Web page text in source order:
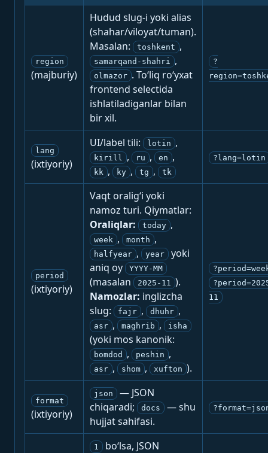
region
(majburiy)
Hudud slug-i yoki alias
(shahar/viloyat/tuman).
Masalan:
toshkent ,
samarqand-shahri ,
olmazor . To‘liq ro‘yxat
frontend selectida
ishlatiladiganlar bilan
bir xil.
?
lang
(ixtiyoriy)
UI/label tili: lotin ,
kirill , ru , en ,
kk , ky , tg , tk
?lang=lotin
period
(ixtiyoriy)
Vaqt oralig‘i yoki
namoz turi. Qiymatlar:
Oraliqlar:
today ,
week , month ,
halfyear , year
yoki
aniq oy
YYYY-MM
(masalan 2025-11 ).
Namozlar: inglizcha
slug:
fajr , dhuhr ,
asr , maghrib , isha
(yoki mos kanonik:
bomdod , peshin ,
asr , shom , xufton ).
11
format
(ixtiyoriy)
json
— JSON
chiqaradi;
docs
— shu
hujjat sahifasi.
1
bo‘lsa, JSON